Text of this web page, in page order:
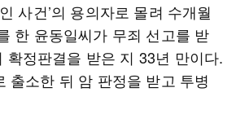
사건’의 용의자로 몰려 수개월
한 윤동일씨가 무죄 선고를 받
확정판결을 받은 지 33년 만이다.
출소한 뒤 암 판정을 받고 투병